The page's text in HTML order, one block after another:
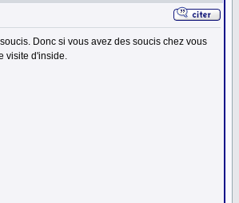
Donc si vous avez des soucis chez vous
visite d'inside.